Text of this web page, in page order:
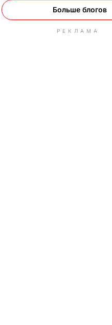
Больше блогов
РЕКЛАМА